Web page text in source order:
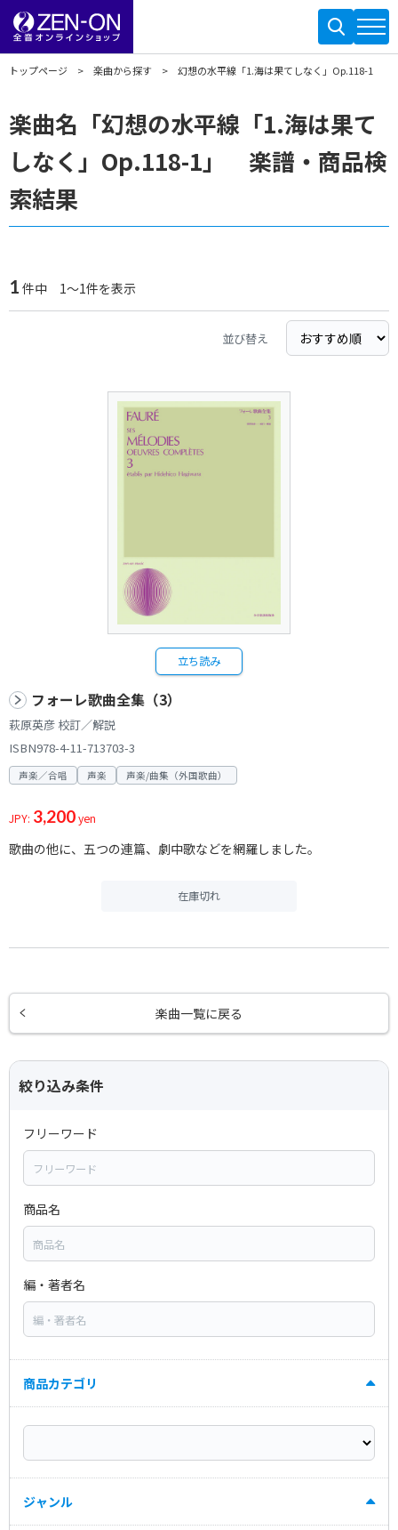
トップページ 楽曲から探す 幻想の水平線「1.海は果てしなく」Op.118-1
楽曲名「幻想の水平線「1.海は果て
しなく」Op.118-1」 楽譜・商品検
索結果
1 件中 1～1件を表示
並び替え
立ち読み
フォーレ歌曲全集（3）
萩原英彦 校訂／解説
ISBN978-4-11-713703-3
声楽／合唱 声楽 声楽/曲集（外国歌曲）
JPY: 3,200yen
歌曲の他に、五つの連篇、劇中歌などを網羅しました。
在庫切れ
楽曲一覧に戻る
絞り込み条件
フリーワード
商品名
編・著者名
商品カテゴリ
ジャンル